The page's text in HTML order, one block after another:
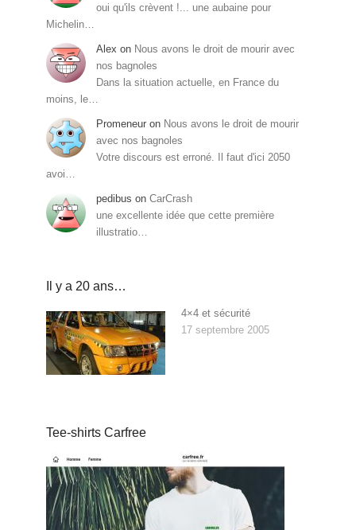
oui qu'ils crèvent !... une aubaine pour
Michelin…
Alex on Nous avons le droit de mourir avec
nos bagnoles
Dans la situation actuelle, en France du
moins, le…
Promeneur on Nous avons le droit de mourir
avec nos bagnoles
Votre discours est erroné. Il faut d'ici 2050
avoi…
pedibus on CarCrash
une excellente idée que cette première
illustratio…
Il y a 20 ans…
4×4 et sécurité
17 septembre 2005
Tee-shirts Carfree